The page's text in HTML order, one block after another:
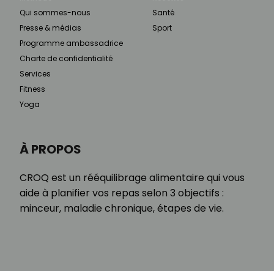
À PROPOS
CROQ est un rééquilibrage alimentaire qui vous
aide à planifier vos repas selon 3 objectifs :
minceur, maladie chronique, étapes de vie.
Qui sommes-nous
Presse & médias
Programme ambassadrice
Charte de confidentialité
Services
Fitness
Yoga
Santé
Sport